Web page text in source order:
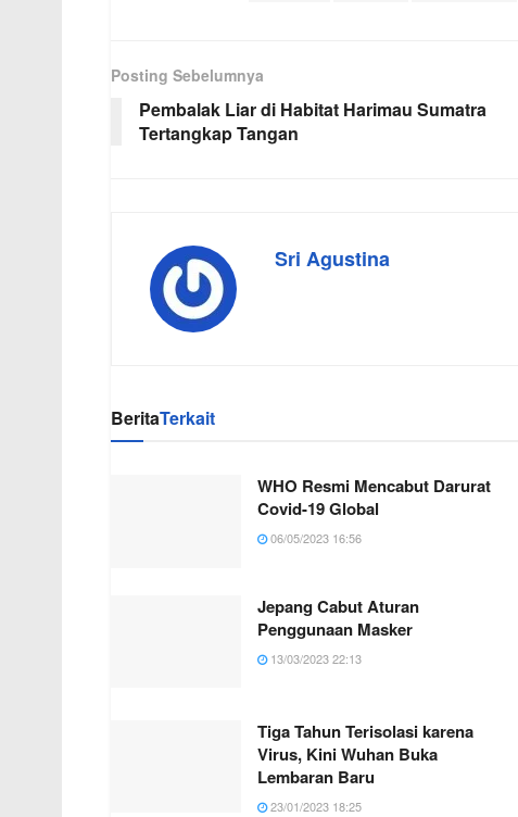
Posting Sebelumnya
Pembalak Liar di Habitat Harimau Sumatra
Tertangkap Tangan
Sri Agustina
BeritaTerkait
WHO Resmi Mencabut Darurat
Covid-19 Global
06/05/2023 16:56
Jepang Cabut Aturan
Penggunaan Masker
13/03/2023 22:13
Tiga Tahun Terisolasi karena
Virus, Kini Wuhan Buka
Lembaran Baru
23/01/2023 18:25